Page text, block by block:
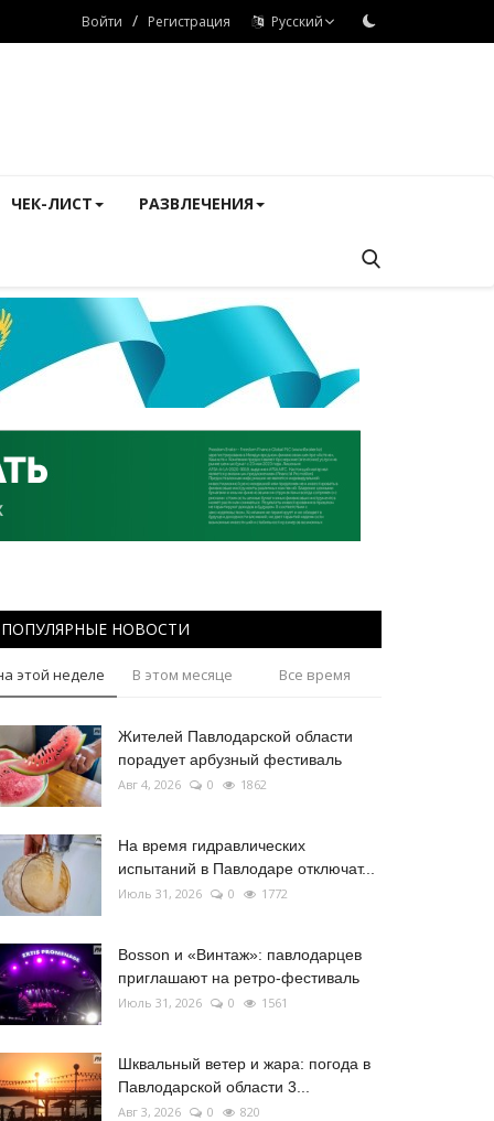
Войти / Регистрация Русский
ЧЕК-ЛИСТ РАЗВЛЕЧЕНИЯ
ПОПУЛЯРНЫЕ НОВОСТИ
этой неделе В этом месяце Все время
Жителей Павлодарской области
порадует арбузный фестиваль
Авг 4, 2026 0 1862
На время гидравлических
испытаний в Павлодаре отключат...
Июль 31, 2026 0 1772
Bosson и «Винтаж»: павлодарцев
приглашают на ретро-фестиваль
Июль 31, 2026 0 1561
Шквальный ветер и жара: погода в
Павлодарской области 3...
Авг 3, 2026 0 820